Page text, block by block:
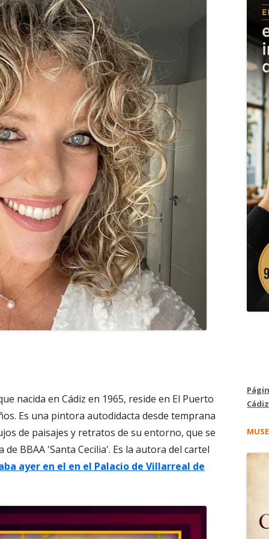
nacida en Cádiz en 1965, reside en El Puerto
Es una pintora autodidacta desde temprana
de paisajes y retratos de su entorno, que se
BBAA 'Santa Cecilia'. Es la autora del cartel
ayer en el en el Palacio de Villarreal de